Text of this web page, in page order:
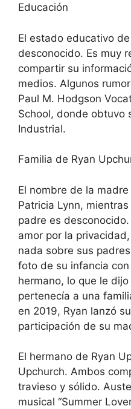
Educación
El estado educativo
desconocido. Es muy
compartir su
medios. Algunos
Paul M. Hodgson
School, donde obtuvo
Industrial.
Familia de Ryan
El nombre de la
Patricia Lynn,
padre es
amor por la
nada sobre sus
foto de su infancia
hermano, lo que le
pertenecía a una
en 2019, Ryan lanzó
participación de su
El hermano de Ryan
Upchurch. Ambos
travieso y sólido.
musical “Summer